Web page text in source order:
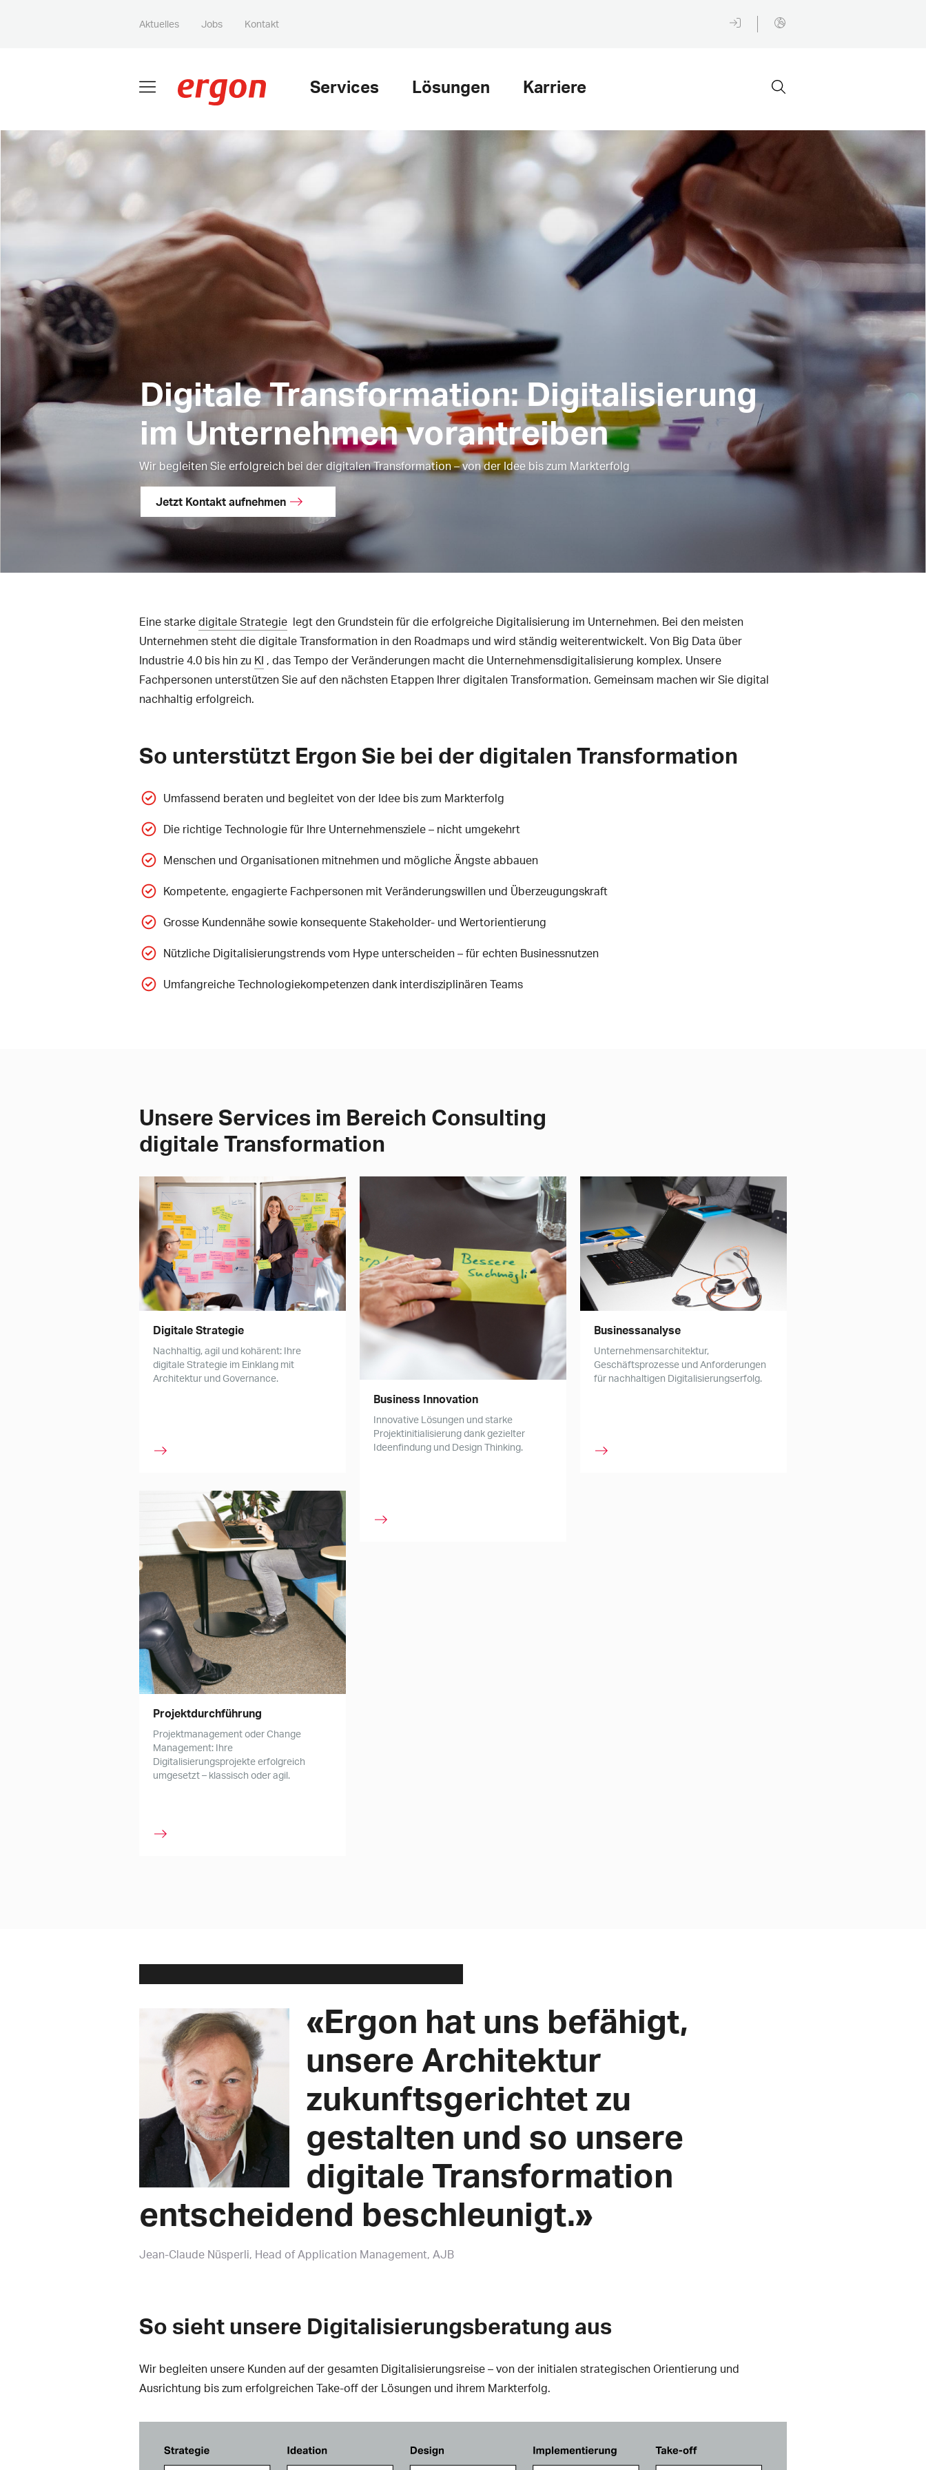
Aktuelles Jobs Kontakt
Services Lösungen Karriere
Digitale Transformation: Digitalisierung
im Unternehmen vorantreiben
Wir begleiten Sie erfolgreich bei der digitalen Transformation – von der Idee bis zum Markterfolg
Jetzt Kontakt aufnehmen
Eine starkedigitale Strategie legt den Grundstein für die erfolgreiche Digitalisierung im Unternehmen. Bei den meisten
Unternehmen steht die digitale Transformation in den Roadmaps und wird ständig weiterentwickelt. Von Big Data über
Industrie 4.0 bis hin zu KI , das Tempo der Veränderungen macht die Unternehmensdigitalisierung komplex. Unsere
Fachpersonen unterstützen Sie auf den nächsten Etappen Ihrer digitalen Transformation. Gemeinsam machen wir Sie digital
nachhaltig erfolgreich.
So unterstützt Ergon Sie bei der digitalen Transformation
Umfassend beraten und begleitet von der Idee bis zum Markterfolg
Die richtige Technologie für Ihre Unternehmensziele – nicht umgekehrt
Menschen und Organisationen mitnehmen und mögliche Ängste abbauen
Kompetente, engagierte Fachpersonen mit Veränderungswillen und Überzeugungskraft
Grosse Kundennähe sowie konsequente Stakeholder- und Wertorientierung
Nützliche Digitalisierungstrends vom Hype unterscheiden – für echten Businessnutzen
Umfangreiche Technologiekompetenzen dank interdisziplinären Teams
Unsere Services im Bereich Consulting
digitale Transformation
Digitale Strategie
Nachhaltig, agil und kohärent: Ihre
digitale Strategie im Einklang mit
Architektur und Governance.
Business Innovation
Innovative Lösungen und starke
Projektinitialisierung dank gezielter
Ideenfindung und Design Thinking.
Businessanalyse
Unternehmensarchitektur,
Geschäftsprozesse und Anforderungen
für nachhaltigen Digitalisierungserfolg.
Projektdurchführung
Projektmanagement oder Change
Management: Ihre
Digitalisierungsprojekte erfolgreich
umgesetzt – klassisch oder agil.
«Ergon hat uns befähigt,
unsere Architektur
zukunftsgerichtet zu
gestalten und so unsere
digitale Transformation
entscheidend beschleunigt.»
Jean-Claude Nüsperli Head of Application Management, AJB
So sieht unsere Digitalisierungsberatung aus
Wir begleiten unsere Kunden auf der gesamten Digitalisierungsreise – von der initialen strategischen Orientierung und
Ausrichtung bis zum erfolgreichen Take-off der Lösungen und ihrem Markterfolg.